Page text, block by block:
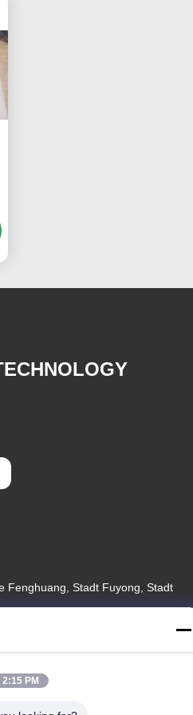
Fenghuang, Stadt Fuyong, Stadt
2:15 PM